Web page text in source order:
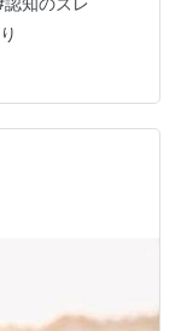
し始めた。
」 低く抑えた
面をのぞき込
した。 「ね
夫を助けたい
…